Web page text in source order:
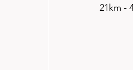
21km -